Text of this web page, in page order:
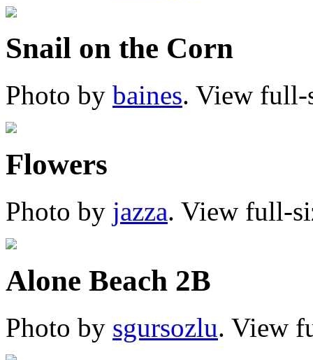
Snail on the Corn
Photo by baines. View
Flowers
Photo by jazza. View full-
Alone Beach 2B
Photo by sgursozlu. View